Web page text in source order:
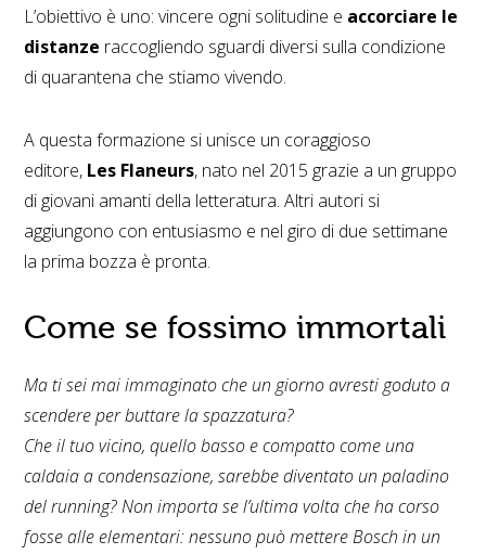
L’obiettivo è uno: vincere ogni solitudine e accorciare le
distanze raccogliendo sguardi diversi sulla condizione
di quarantena che stiamo vivendo.
A questa formazione si unisce un coraggioso
editore, Les Flaneurs, nato nel 2015 grazie a un gruppo
di giovani amanti della letteratura. Altri autori si
aggiungono con entusiasmo e nel giro di due settimane
la prima bozza è pronta.
Come se fossimo immortali
Ma ti sei mai immaginato che un giorno avresti goduto a
scendere per buttare la spazzatura?
Che il tuo vicino, quello basso e compatto come una
caldaia a condensazione, sarebbe diventato un paladino
del running? Non importa se l’ultima volta che ha corso
fosse alle elementari: nessuno può mettere Bosch in un